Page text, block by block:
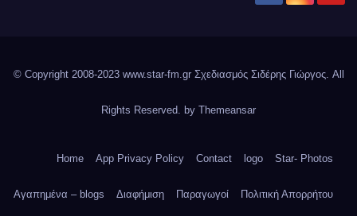
© Copyright 2008-2023 www.star-fm.gr Σχεδιασμός Σιδέρης Γιώργος. All
Rights Reserved. by Themeansar
Home App Privacy Policy Contact logo Star- Photos
Αγαπημένα – blogs Διαφήμιση Παραγωγοί Πολιτική Απορρήτου